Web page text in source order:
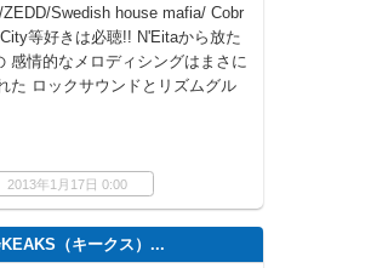
Swedish house mafia/ Cobr
等好きは必聴!! N'Eitaから放た
感情的なメロディシングはまさに
た ロックサウンドとリズムグル
2013年1月17日 0:00
（キークス）...